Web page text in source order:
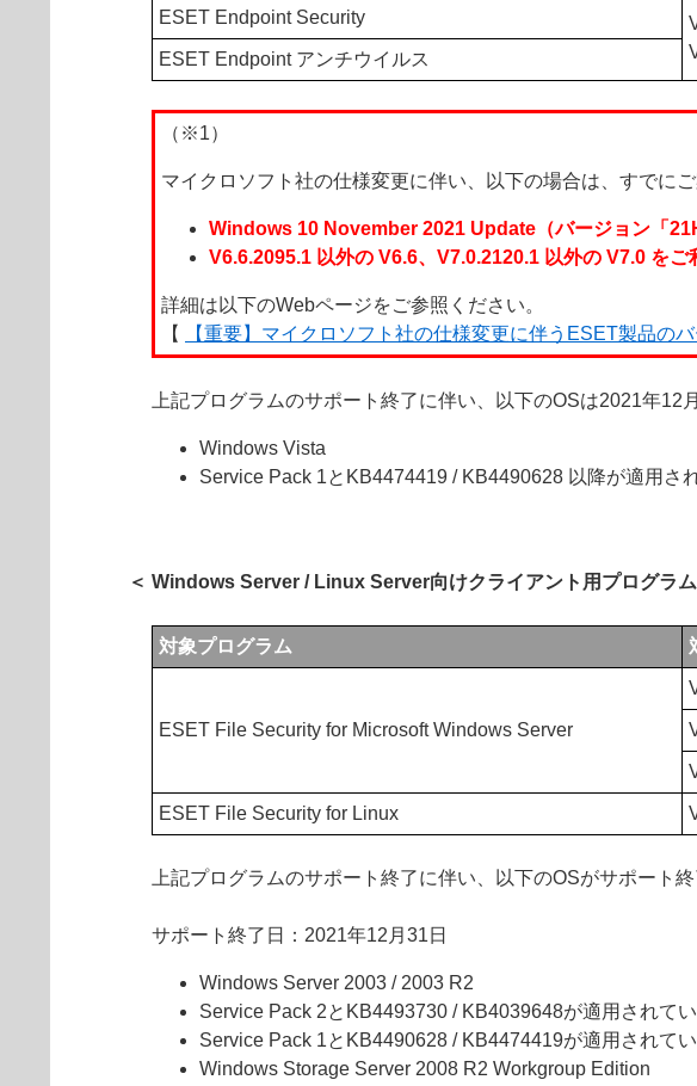
ESET Endpoint Security
ESET Endpoint アンチウイルス
（※1）
マイクロソフト社の仕様変更に伴い、以下の場合は、すでに
Windows 10 November 2021 Update（バージョン「
V6.6.2095.1 以外の V6.6、V7.0.2120.1 以外の V7.0 をご
詳細は以下のWebページをご参照ください。
【
【重要】マイクロソフト社の仕様変更に伴うESET製品の
上記プログラムのサポート終了に伴い、以下のOSは2021年12
Windows Vista
Service Pack 1とKB4474419 / KB4490628 以降が適用さ
＜ Windows Server / Linux Server向けクライアント用プログラム
対象プログラム
ESET File Security for Microsoft Windows Server
ESET File Security for Linux
上記プログラムのサポート終了に伴い、以下のOSがサポート終
サポート終了日：2021年12月31日
Windows Server 2003 / 2003 R2
Service Pack 2とKB4493730 / KB4039648が適用されて
Service Pack 1とKB4490628 / KB4474419が適用されて
Windows Storage Server 2008 R2 Workgroup Edition